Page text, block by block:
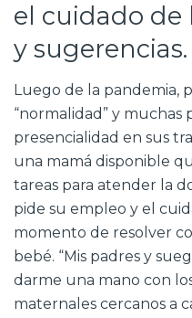
el cuidado de
y sugerencias.
Luego de la pandemia,
“normalidad” y muchas
presencialidad en sus
una mamá disponible
tareas para atender la
pide su empleo y el
momento de resolver
bebé. “Mis padres y
darme una mano con
maternales cercanos a